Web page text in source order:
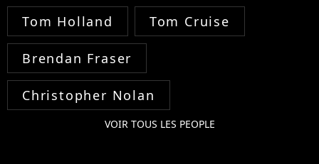
Tom Holland Tom Cruise
Brendan Fraser
Christopher Nolan
VOIR TOUS LES PEOPLE